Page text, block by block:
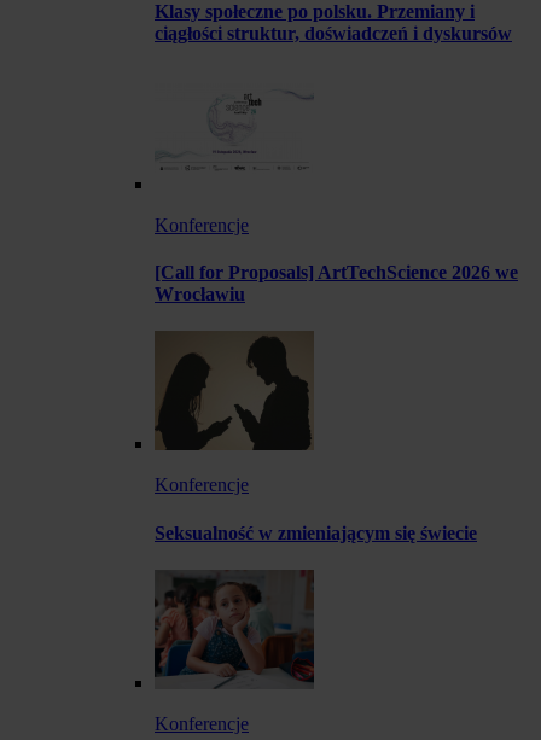
Klasy społeczne po polsku. Przemiany i
ciągłości struktur, doświadczeń i dyskursów
Konferencje
[Call for Proposals] ArtTechScience 2026 we
Wrocławiu
Konferencje
Seksualność w zmieniającym się świecie
Konferencje